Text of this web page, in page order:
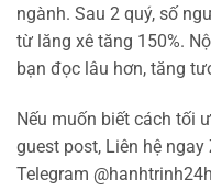
ngành. Sau 2 quý, số
từ lăng xê tăng 150%.
bạn đọc lâu hơn, tăng
Nếu muốn biết cách tối
guest post, Liên hệ
Telegram